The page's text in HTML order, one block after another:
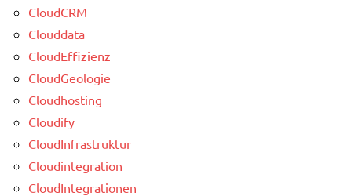
CloudCRM
Clouddata
CloudEffizienz
CloudGeologie
Cloudhosting
Cloudify
CloudInfrastruktur
Cloudintegration
CloudIntegrationen